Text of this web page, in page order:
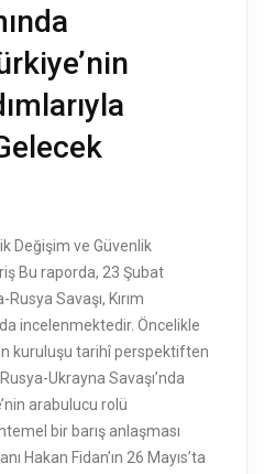
Değişim ve Güvenlik
Bu raporda, 23 Şubat
Savaşı, Kırım
incelenmektedir. Öncelikle
kuruluşu tarihî perspektiften
Ukrayna Savaşı’nda
arabulucu rolü
bir barış anlaşması
Hakan Fidan’ın 26 Mayıs’ta